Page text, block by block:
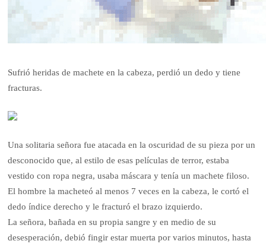
Sufrió heridas de machete en la cabeza, perdió un dedo y tiene
fracturas.
Una solitaria señora fue atacada en la oscuridad de su pieza por un
desconocido que, al estilo de esas películas de terror, estaba
vestido con ropa negra, usaba máscara y tenía un machete filoso.
El hombre la macheteó al menos 7 veces en la cabeza, le cortó el
dedo índice derecho y le fracturó el brazo izquierdo.
La señora, bañada en su propia sangre y en medio de su
desesperación, debió fingir estar muerta por varios minutos, hasta